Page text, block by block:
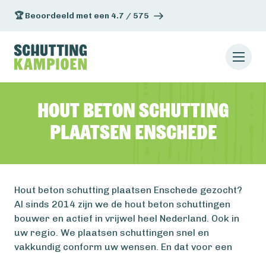
🏆 Beoordeeld met een 4.7 / 575
Hout beton schutting
plaatsen Enschede
Hout beton schutting plaatsen Enschede gezocht?
Al sinds 2014 zijn we de hout beton schuttingen
bouwer en actief in vrijwel heel Nederland. Ook in
uw regio. We plaatsen schuttingen snel en
vakkundig conform uw wensen. En dat voor een